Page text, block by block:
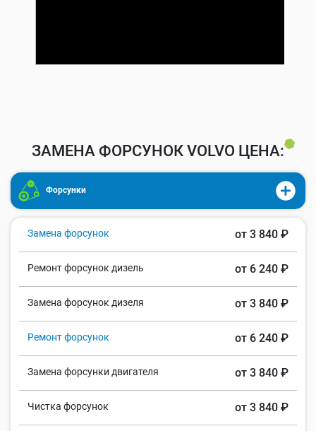
ЗАМЕНА ФОРСУНОК VOLVO ЦЕНА:
Форсунки
Замена форсунок от 3 840 ₽
Ремонт форсунок дизель от 6 240 ₽
Замена форсунок дизеля от 3 840 ₽
Ремонт форсунок от 6 240 ₽
Замена форсунки двигателя от 3 840 ₽
Чистка форсунок от 3 840 ₽